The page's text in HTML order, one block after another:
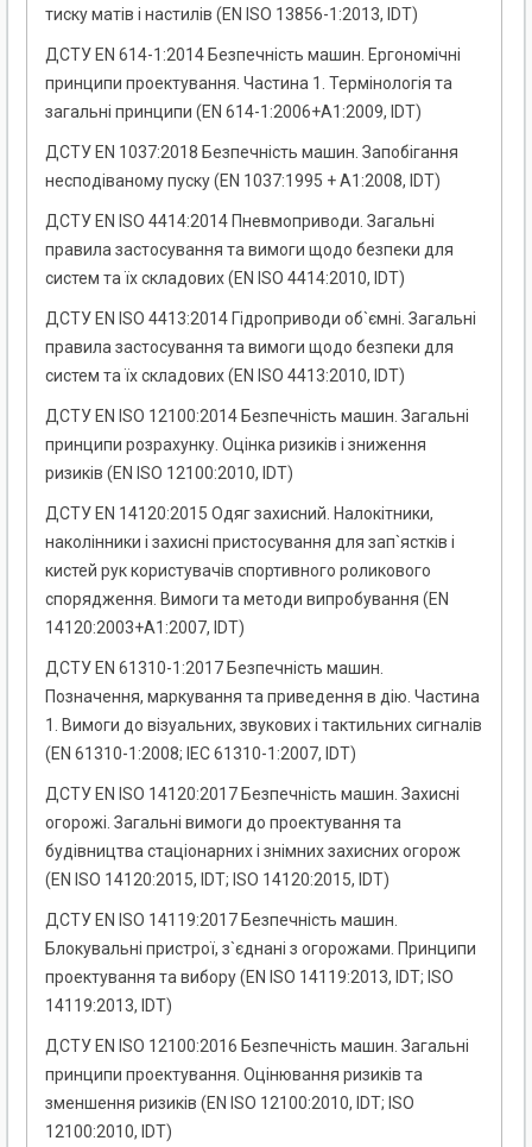
тиску матів і настилів (EN ISO 13856-1:2013, IDT)
ДСТУ EN 614-1:2014 Безпечність машин. Ергономічні
принципи проектування. Частина 1. Термінологія та
загальні принципи (EN 614-1:2006+A1:2009, IDT)
ДСТУ EN 1037:2018 Безпечність машин. Запобігання
несподіваному пуску (EN 1037:1995 + A1:2008, IDT)
ДСТУ EN ISO 4414:2014 Пневмоприводи. Загальні
правила застосування та вимоги щодо безпеки для
систем та їх складових (EN ISO 4414:2010, IDT)
ДСТУ EN ISO 4413:2014 Гідроприводи об`ємні. Загальні
правила застосування та вимоги щодо безпеки для
систем та їх складових (EN ISO 4413:2010, IDT)
ДСТУ EN ISO 12100:2014 Безпечність машин. Загальні
принципи розрахунку. Оцінка ризиків і зниження
ризиків (EN ISO 12100:2010, IDT)
ДСТУ EN 14120:2015 Одяг захисний. Налокітники,
наколінники і захисні пристосування для зап`ястків і
кистей рук користувачів спортивного роликового
спорядження. Вимоги та методи випробування (EN
14120:2003+A1:2007, IDT)
ДСТУ EN 61310-1:2017 Безпечність машин.
Позначення, маркування та приведення в дію. Частина
1. Вимоги до візуальних, звукових і тактильних сигналів
(EN 61310-1:2008; IEC 61310-1:2007, IDT)
ДСТУ EN ISO 14120:2017 Безпечність машин. Захисні
огорожі. Загальні вимоги до проектування та
будівництва стаціонарних і знімних захисних огорож
(EN ISO 14120:2015, IDT; ISO 14120:2015, IDT)
ДСТУ EN ISO 14119:2017 Безпечність машин.
Блокувальні пристрої, з`єднані з огорожами. Принципи
проектування та вибору (EN ISO 14119:2013, IDT; ISO
14119:2013, IDT)
ДСТУ EN ISO 12100:2016 Безпечність машин. Загальні
принципи проектування. Оцінювання ризиків та
зменшення ризиків (EN ISO 12100:2010, IDT; ISO
12100:2010, IDT)